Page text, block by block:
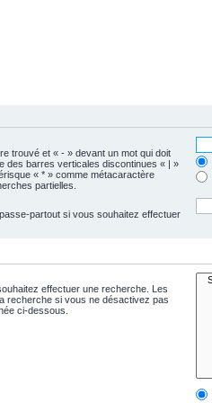
trouvé et « - » devant un mot qui doit
des barres verticales discontinues « | »
« * » comme métacaractère
partielles.
partout si vous souhaitez effectuer
effectuer une recherche. Les
recherche si vous ne désactivez pas
ci-dessous.